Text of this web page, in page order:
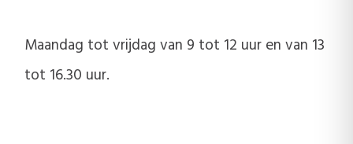
Maandag tot vrijdag van 9 tot 12 uur en van 13
tot 16.30 uur.